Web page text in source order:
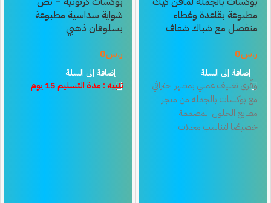
مطبوعة بقاعدة وغطاء
منفصل مع شباك شفاف
ر.س0
إضافة إلى السلة
وفّري تغليف عملي بمظهر احترافي
مع بوكسات بالجمله من متجر
مطابع الحلول المصممة
خصيصًا لتناسب محلات
شواية سداسية مطبوعة
بسلوفان ذهبي
ر.س0
إضافة إلى السلة
تنبيه : مدة التسليم 15 يوم